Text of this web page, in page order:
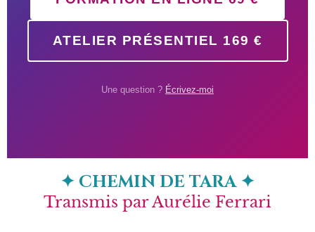
ATELIER PRÉSENTIEL 169 €
Une question ? Écrivez-moi
✦ CHEMIN DE TARA ✦
Transmis par Aurélie Ferrari